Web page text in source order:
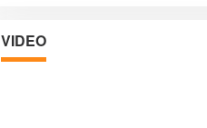
VIDEO